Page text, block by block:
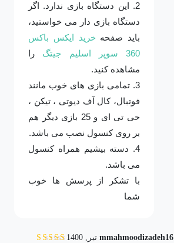
2. این دستگاه بازی ندارد. اگر
دستگاه بازی دار می خواستید،
باید صفحه خرید ایکس باکس
360 سوپر اسلیم جیتگ
را
مشاهده کنید.
3. تمامی بازی های خوب مانند
فوتبال، کال آف دیوتی ، تیکن ،
حی تی ای و 25 بازی دیگر هم
بر روی کنسول نصب می باشد.
4. دسته بیشیم همراه کنسول
می باشد.
با تشکر از پرسش ها خوب
شما
mmahmoodizadeh16